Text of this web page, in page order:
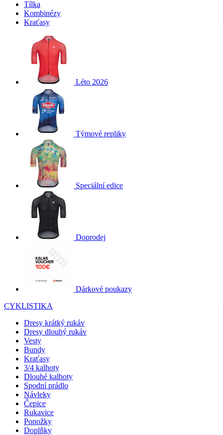
Tílka
Kombinézy
Kraťasy
Léto 2026
Týmové repliky
Speciální edice
Doprodej
Dárkové poukazy
CYKLISTIKA
Dresy krátký rukáv
Dresy dlouhý rukáv
Vesty
Bundy
Kraťasy
3/4 kalhoty
Dlouhé kalhoty
Spodní prádlo
Návleky
Čepice
Rukavice
Ponožky
Doplňky